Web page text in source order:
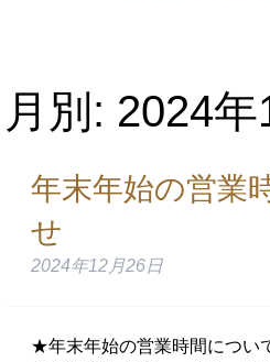
月別: 2024年
年末年始の営業
せ
2024年12月26日
★年末年始の営業時間につい